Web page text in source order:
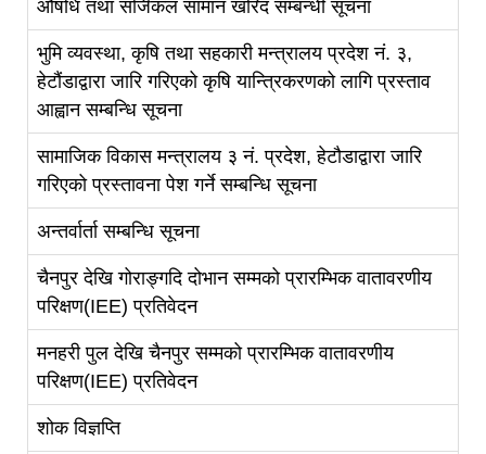
औषधि तथा सर्जिकल सामान खरिद सम्बन्धी सूचना
भुमि व्यवस्था, कृषि तथा सहकारी मन्त्रालय प्रदेश नं. ३,
हेटौंडाद्वारा जारि गरिएको कृषि यान्त्रिकरणको लागि प्रस्ताव
आह्वान सम्बन्धि सूचना
सामाजिक विकास मन्त्रालय ३ नं. प्रदेश, हेटौडाद्वारा जारि
गरिएको प्रस्तावना पेश गर्ने सम्बन्धि सूचना
अन्तर्वार्ता सम्बन्धि सूचना
चैनपुर देखि गोराङ्गदि दोभान सम्मको प्रारम्भिक वातावरणीय
परिक्षण(IEE) प्रतिवेदन
मनहरी पुल देखि चैनपुर सम्मको प्रारम्भिक वातावरणीय
परिक्षण(IEE) प्रतिवेदन
शोक विज्ञप्ति